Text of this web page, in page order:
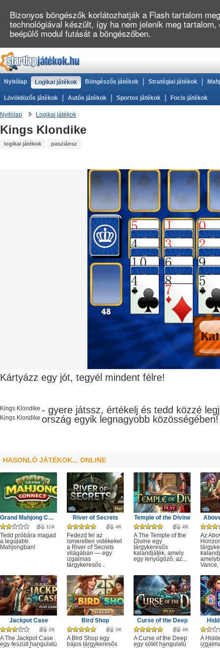
Nyitólap Logikai játékok Böngészős játékok Stratégiai játékok
Lövöldözős játékok Autós játékok Sportos játékok Focis játékok
Nyitólap Logikai játékok
Kings Klondike
logikai játékok pasziánsz
Kártyázz egy jót, tegyél mindent félre!
Kings Klondike - gyere játssz, értékelj és tedd közzé
ország egyik legnagyobb
Kings Klondike közösségében!
HASONLÓ JÁTÉKOK... ONLINE
Grand Mahjong Connect
11K
Tedd próbára magad
a legújabb
Mahjongban!
River of Secrets
4K
Fedezd fel az
ismeretlen vidékeket
a River of Secrets
világában — egy
izgalmas
tárgykeresős...
Temple of the Divine
4K
A The Temple of the
Divine egy
tárgykeresős
kalandjáték, amely
egy lenyűgöző, az...
Az
Vance,
Jackpot Case
2K
A The Jackpot Case
egy feszült hangulatú
Bird Shop
3K
A Bird Shop egy
bájos tárgykeresős
Curse of the Deep
4K
A Curse of the Deep
egy sötét hangulatú
A
Bizonyos böngészők korlátozhatják a Flash tartalom
technológiával készült, így ha nem jelenik meg
beépülő modul futását a böngészőben.